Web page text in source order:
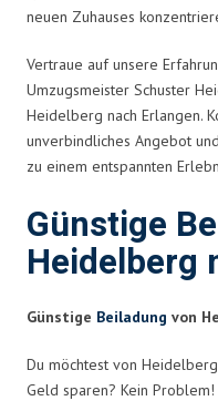
neuen Zuhauses
Vertraue auf unsere
Umzugsmeister Schuster
Heidelberg nach Erlangen.
unverbindliches Angebot
zu einem entspannten
Günstige
Heidelberg
Günstige Beiladung von
Du möchtest von
Geld sparen? Kein Problem!